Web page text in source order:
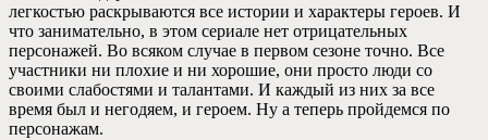
легкостью раскрываются все истории и характеры героев. И
что занимательно, в этом сериале нет отрицательных
персонажей. Во всяком случае в первом сезоне точно. Все
участники ни плохие и ни хорошие, они просто люди со
своими слабостями и талантами. И каждый из них за все
время был и негодяем, и героем. Ну а теперь пройдемся по
персонажам.